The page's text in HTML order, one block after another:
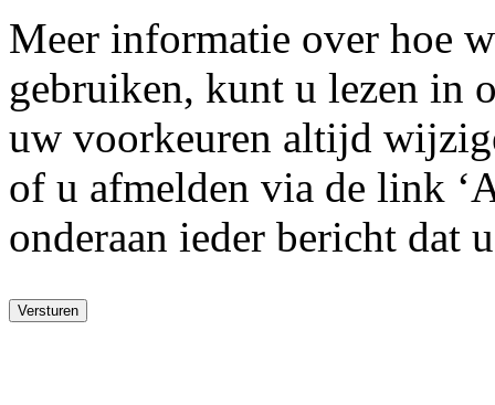
Meer informatie over hoe
gebruiken, kunt u lezen in
uw voorkeuren altijd
of u afmelden via de link
onderaan ieder bericht dat
Versturen